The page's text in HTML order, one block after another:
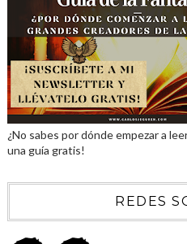
¿No sabes por dónde empezar a
una guía gratis!
REDES